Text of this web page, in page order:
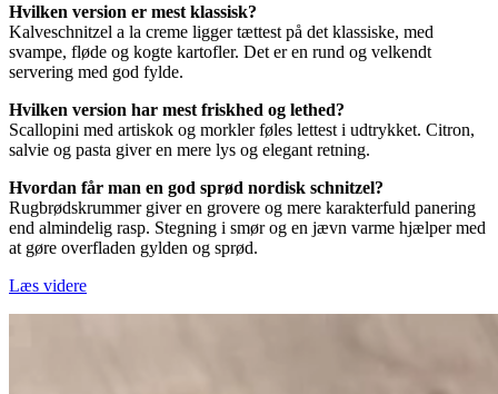
Hvilken version er mest klassisk?
Kalveschnitzel a la creme ligger tættest på det klassiske, med
svampe, fløde og kogte kartofler. Det er en rund og velkendt
servering med god fylde.
Hvilken version har mest friskhed og lethed?
Scallopini med artiskok og morkler føles lettest i udtrykket. Citron,
salvie og pasta giver en mere lys og elegant retning.
Hvordan får man en god sprød nordisk schnitzel?
Rugbrødskrummer giver en grovere og mere karakterfuld panering
end almindelig rasp. Stegning i smør og en jævn varme hjælper med
at gøre overfladen gylden og sprød.
Læs videre